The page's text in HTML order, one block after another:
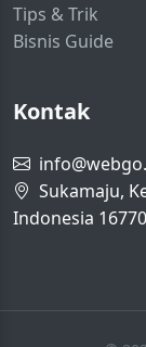
Tips & Trik
Bisnis Guide
Kontak
Sukamaju,
Indonesia 16770